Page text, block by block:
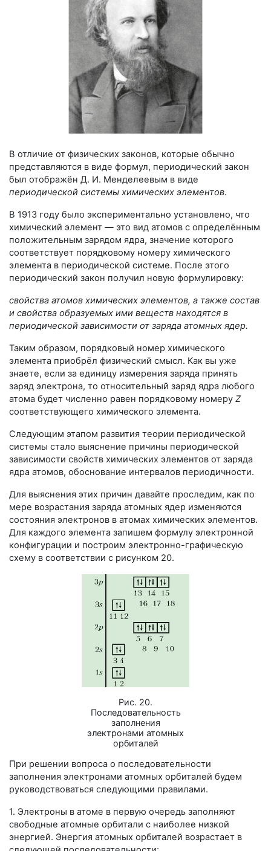
В отличие от физических законов, которые обычно
представляются в виде формул, периодический закон
был отображён Д. И. Менделеевым в виде
периодической системы химических элементов.
В 1913 году было экспериментально установлено, что
химический элемент — это вид атомов с определённым
положительным зарядом ядра, значение которого
соответствует порядковому номеру химического
элемента в периодической системе. После этого
периодический закон получил новую формулировку:
свойства атомов химических элементов, а также состав
и свойства образуемых ими веществ находятся в
периодической зависимости от заряда атомных ядер.
Таким образом, порядковый номер химического
элемента приобрёл физический смысл. Как вы уже
знаете, если за единицу измерения заряда принять
заряд электрона, то относительный заряд ядра любого
атома будет численно равен порядковому номеру Z
соответствующего химического элемента.
Следующим этапом развития теории периодической
системы стало выяснение причины периодической
зависимости свойств химических элементов от заряда
ядра атомов, обоснование интервалов периодичности.
Рис. 20.
Последовательность
заполнения
электронами атомных
орбиталей
Для выяснения этих причин давайте проследим, как по
мере возрастания заряда атомных ядер изменяются
состояния электронов в атомах химических элементов.
Для каждого элемента запишем формулу электронной
конфигурации и построим электронно-графическую
схему в соответствии с рисунком 20.
При решении вопроса о последовательности
заполнения электронами атомных орбиталей будем
руководствоваться следующими правилами.
1. Электроны в атоме в первую очередь заполняют
свободные атомные орбитали с наиболее низкой
энергией. Энергия атомных орбиталей возрастает в